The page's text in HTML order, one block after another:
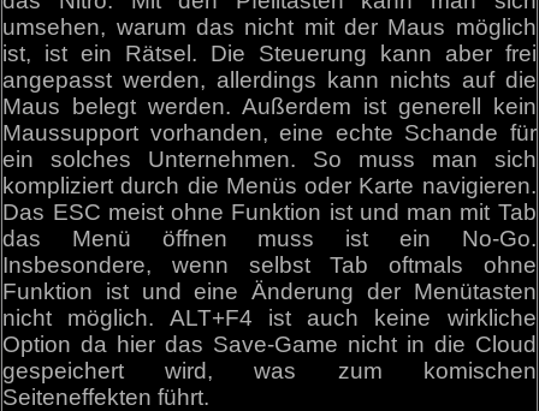
umsehen, warum das nicht mit der Maus möglich
ist, ist ein Rätsel. Die Steuerung kann aber frei
angepasst werden, allerdings kann nichts auf die
Maus belegt werden. Außerdem ist generell kein
Maussupport vorhanden, eine echte Schande für
ein solches Unternehmen. So muss man sich
kompliziert durch die Menüs oder Karte navigieren.
Das ESC meist ohne Funktion ist und man mit Tab
das Menü öffnen muss ist ein No-Go.
Insbesondere, wenn selbst Tab oftmals ohne
Funktion ist und eine Änderung der Menütasten
nicht möglich. ALT+F4 ist auch keine wirkliche
Option da hier das Save-Game nicht in die Cloud
gespeichert wird, was zum komischen
Seiteneffekten führt.